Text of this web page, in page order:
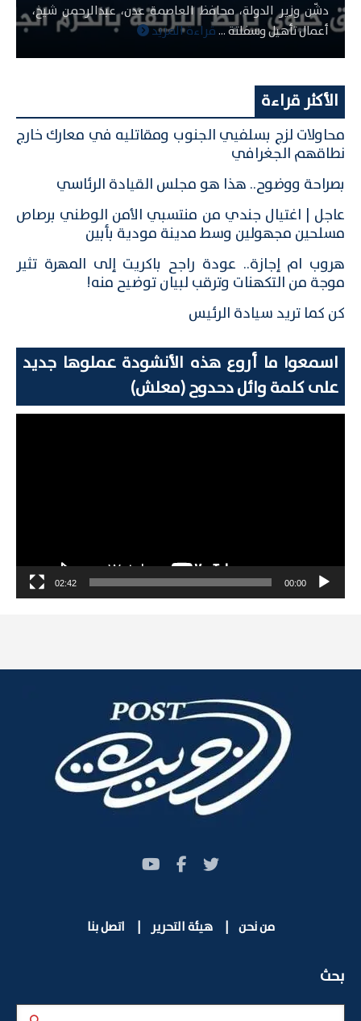
دشّن وزير الدولة، محافظ العاصمة عدن، عبدالرحمن شيخ،
أعمال تأهيل وسفلتة ...قراءة المزيد
الأكثر قراءة
محاولات لزج بسلفيي الجنوب ومقاتليه في معارك خارج
نطاقهم الجغرافي
بصراحة ووضوح.. هذا هو مجلس القيادة الرئاسي
عاجل | اغتيال جندي من منتسبي الأمن الوطني برصاص
مسلحين مجهولين وسط مدينة مودية بأبين
هروب ام إجازة.. عودة راجح باكريت إلى المهرة تثير
موجة من التكهنات وترقب لبيان توضيح منه!
كن كما تريد سيادة الرئيس
اسمعوا ما أروع هذه الأنشودة عملوها جديد
على كلمة وائل دحدوح (معلش)
00:00
02:42
من نحن هيئة التحرير اتصل بنا
بحث